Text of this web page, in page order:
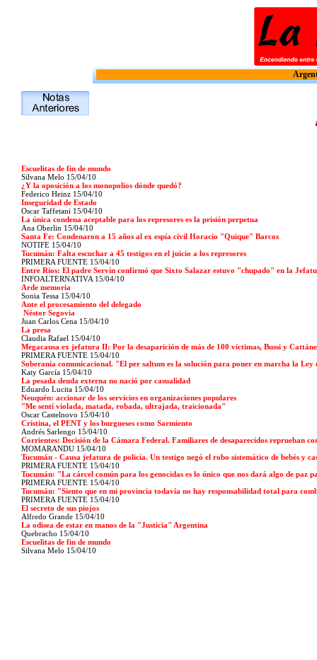
Escuelitas de fin de mundo
Silvana Melo 15/04/10
¿Y la oposición a los monopolios dónde quedó?
Federico Heinz 15/04/10
Inseguridad de Estado
Oscar Taffetani 15/04/10
La única condena aceptable para los represores es la prisión perpetua
Ana Oberlin 15/04/10
Santa Fe: Condenaron a 15 años al ex espía civil Horacio "Quique" Barcos
NOTIFE 15/04/10
Tucumán: Falta escuchar a 45 testigos en el juicio a los represores
PRIMERA FUENTE 15/04/10
Entre Ríos: El padre Servín confirmó que Sixto Salazar estuvo "chupado" en la
INFOALTERNATIVA 15/04/10
Arde memoria
Sonia Tessa 15/04/10
Ante el procesamiento del delegado
Néstor Segovia
Juan Carlos Cena 15/04/10
La presa
Claudia Rafael 15/04/10
Megacausa ex jefatura II: Por la desaparición de más de 100 víctimas, Bussi y
PRIMERA FUENTE 15/04/10
Soberanía comunicacional. "El per saltum es la solución para poner en marcha la Ley
Katy García 15/04/10
La pesada deuda externa no nació por casualidad
Eduardo Lucita 15/04/10
Neuquén: accionar de los servicios en organizaciones populares
"Me sentí violada, matada, robada, ultrajada, traicionada"
Oscar Castelnovo 15/04/10
Cristina, el PENT y los burgueses como Sarmiento
Andrés Sarlengo 15/04/10
Corrientes: Decisión de la Cámara Federal. Familiares de desaparecidos reprueban
MOMARANDU 15/04/10
Tucumán - Causa jefatura de policía. Un testigo negó el robo sistemático de bebés y
PRIMERA FUENTE 15/04/10
Tucumán: "La cárcel común para los genocidas es lo único que nos dará algo de paz
PRIMERA FUENTE 15/04/10
Tucumán: "Siento que en mi provincia todavía no hay responsabilidad total para
PRIMERA FUENTE 15/04/10
El secreto de sus piojos
Alfredo Grande 15/04/10
La odisea de estar en manos de la "Justicia" Argentina
Quebracho 15/04/10
Escuelitas de fin de mundo
Silvana Melo 15/04/10